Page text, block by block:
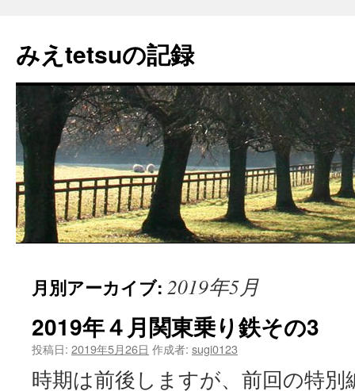
テ
ン
ス
キ
ッ
プ
みえtetsuの記録
月別アーカイブ: 2019年5月
2019年４月関東乗り鉄その3
投稿日: 2019年5月26日 作成者: sugi0123
時期は前後しますが、前回の特